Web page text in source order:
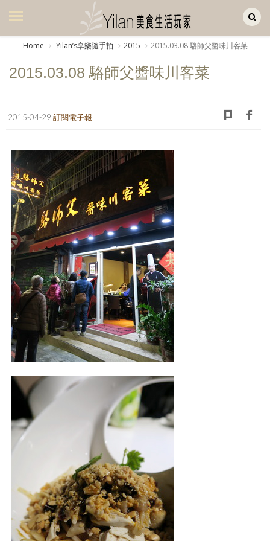
美食集
生活風
書房集
日記簿
餐桌週記
享樂隨手拍
照相簿
影音區
創意出版服務
歷史區
關於Yilan
個人著作
活動實況記錄
合作與代言
訂閱電子報
Home Yilanʼs享樂隨手拍 2015 2015.03.08 駱師父醬味川客菜
2015.03.08 駱師父醬味川客菜
2015-04-29 訂閱電子報